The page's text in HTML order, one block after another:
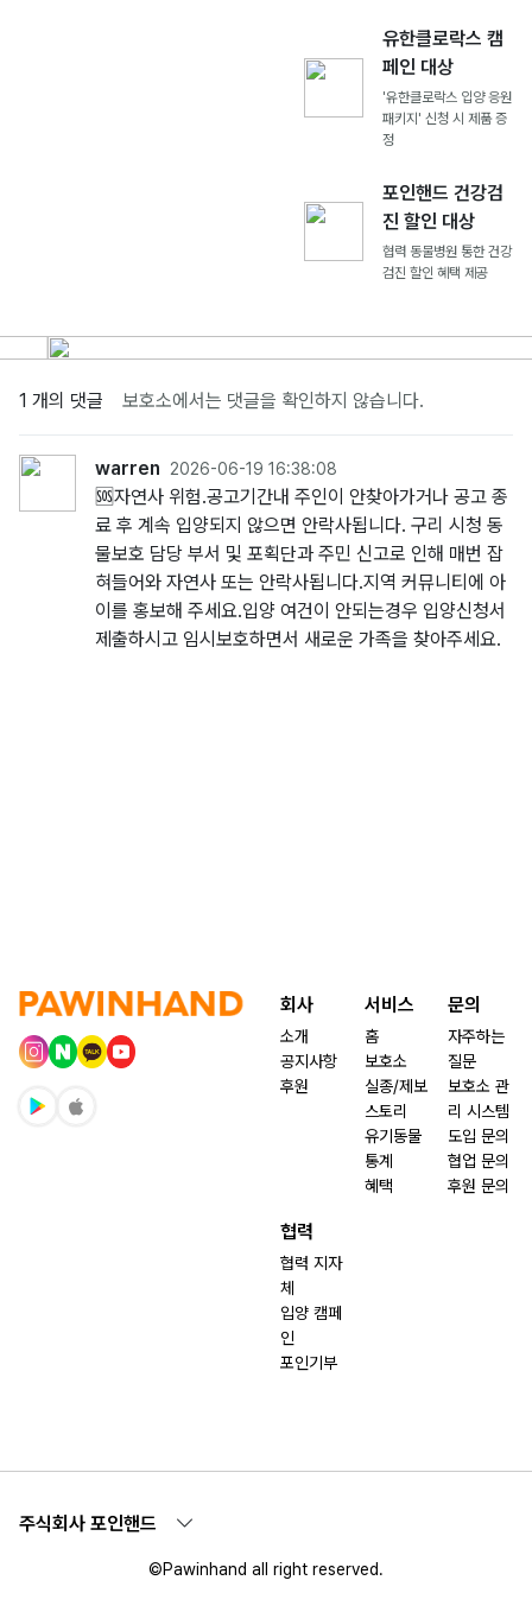
유한클로락스 캠
페인 대상
'유한클로락스 입양 응원
패키지' 신청 시 제품 증
정
포인핸드 건강검
진 할인 대상
협력 동물병원 통한 건강
검진 할인 혜택 제공
1 개의 댓글 보호소에서는 댓글을 확인하지 않습니다.
warren 2026-06-19 16:38:08
🆘️자연사 위험.공고기간내 주인이 안찾아가거나 공고 종
료 후 계속 입양되지 않으면 안락사됩니다. 구리 시청 동
물보호 담당 부서 및 포획단과 주민 신고로 인해 매번 잡
혀들어와 자연사 또는 안락사됩니다.지역 커뮤니티에 아
이를 홍보해 주세요.입양 여건이 안되는경우 입양신청서
제출하시고 임시보호하면서 새로운 가족을 찾아주세요.
회사
소개
공지사항
후원
서비스
홈
보호소
실종/제보
스토리
유기동물
통계
혜택
문의
자주하는
질문
보호소 관
리 시스템
도입 문의
협업 문의
후원 문의
협력
협력 지자
체
입양 캠페
인
포인기부
주식회사 포인핸드
©Pawinhand all right reserved.